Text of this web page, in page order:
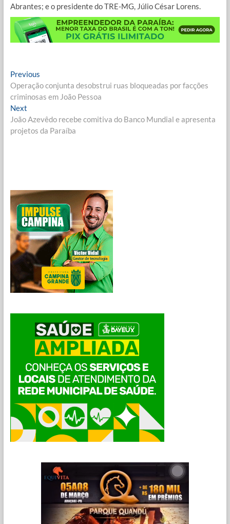
Abrantes; e o presidente do TRE-MG, Júlio César Lorens.
Navegação
de
Post
PreviousPrevious
post:
Operação conjunta desobstrui ruas bloqueadas por facções
criminosas em João Pessoa
NextNext
post:
João Azevêdo recebe comitiva do Banco Mundial e apresenta
projetos da Paraíba